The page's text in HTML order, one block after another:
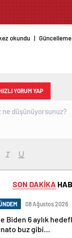
okundu |
YORUM YAP
SON DAKİKA
08 Ağustos 2026
Biden 6 aylık
buz gibi…